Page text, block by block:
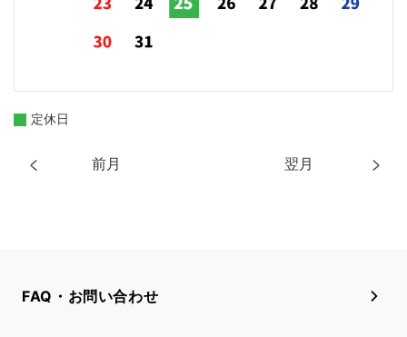
前月 翌月
定休日
FAQ・お問い合わせ